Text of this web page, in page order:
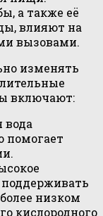
а также её
влияют на
вызовами.
изменять
включают:
вода
помогает
низком
кислородного